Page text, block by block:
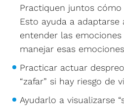
Practiquen juntos
Esto ayuda a adaptarse
entender las emociones
manejar esas
Practicar actuar
“zafar” si hay riesgo de
Ayudarlo a visualizarse